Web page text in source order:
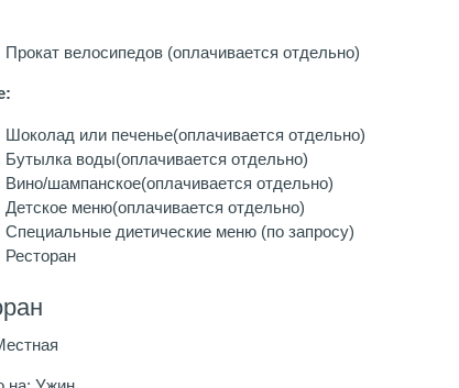
Прокат велосипедов (оплачивается отдельно)
Шоколад или печенье(оплачивается отдельно)
Бутылка воды(оплачивается отдельно)
Вино/шампанское(оплачивается отдельно)
Детское меню(оплачивается отдельно)
Специальные диетические меню (по запросу)
Ресторан